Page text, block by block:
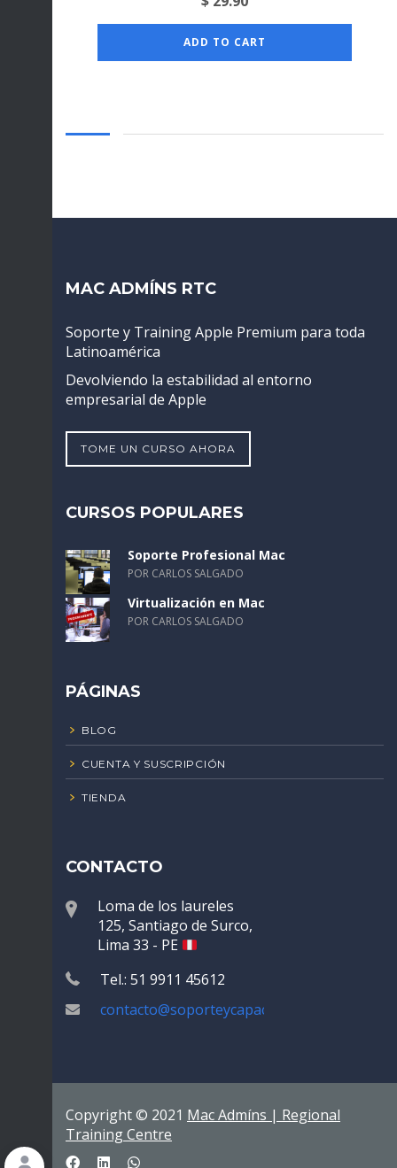
ADD TO CART
MAC ADMÍNS RTC
Soporte y Training Apple Premium para toda
Latinoamérica
Devolviendo la estabilidad al entorno
empresarial de Apple
TOME UN CURSO AHORA
CURSOS POPULARES
Soporte Profesional Mac
POR CARLOS SALGADO
Virtualización en Mac
POR CARLOS SALGADO
PÁGINAS
BLOG
CUENTA Y SUSCRIPCIÓN
TIENDA
CONTACTO
Loma de los laureles
125, Santiago de Surco,
Lima 33 - PE
Tel.: 51 9911 45612
contacto@soporteycapacitaciones.com
Copyright © 2021 Mac Admíns | Regional
Training Centre